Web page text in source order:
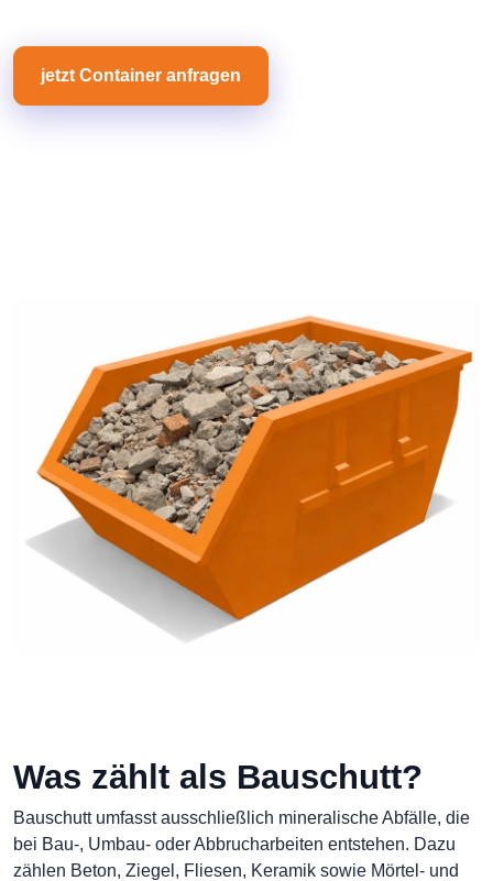
jetzt Container anfragen
Was zählt als Bauschutt?
Bauschutt umfasst ausschließlich mineralische Abfälle, die
bei Bau-, Umbau- oder Abbrucharbeiten entstehen. Dazu
zählen Beton, Ziegel, Fliesen, Keramik sowie Mörtel- und